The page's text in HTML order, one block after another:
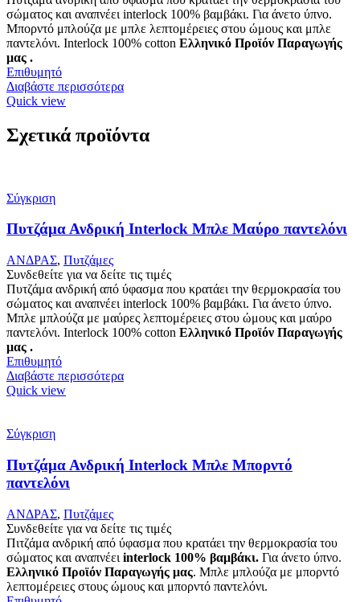
σώματος και αναπνέει interlock 100% βαμβάκι. Για άνετο ύπνο.
Μπορντό μπλούζα με μπλε λεπτομέρειες στου ώμους και μπλε
παντελόνι. Interlock 100% cotton Ελληνικό Προϊόν Παραγωγής
μας .
Επιθυμητό
Διαβάστε περισσότερα
Quick view
Σχετικά προϊόντα
Σύγκριση
Πυτζάμα Ανδρική Interlock Μπλε Μαύρο παντελόνι
ΑΝΔΡΑΣ, Πυτζάμες
Συνδεθείτε για να δείτε τις τιμές
Πυτζάμα ανδρική από ύφασμα που κρατάει την θερμοκρασία του
σώματος και αναπνέει interlock 100% βαμβάκι. Για άνετο ύπνο.
Μπλε μπλούζα με μαύρες λεπτομέρειες στου ώμους και μαύρο
παντελόνι. Interlock 100% cotton Ελληνικό Προϊόν Παραγωγής
μας .
Επιθυμητό
Διαβάστε περισσότερα
Quick view
Σύγκριση
Πυτζάμα Ανδρική Interlock Μπλε Μπορντό
παντελόνι
ΑΝΔΡΑΣ, Πυτζάμες
Συνδεθείτε για να δείτε τις τιμές
Πιτζάμα ανδρική από ύφασμα που κρατάει την θερμοκρασία του
σώματος και αναπνέει interlock 100% βαμβάκι. Για άνετο ύπνο.
Ελληνικό Προϊόν Παραγωγής μας. Μπλε μπλούζα με μπορντό
λεπτομέρειες στους ώμους και μπορντό παντελόνι.